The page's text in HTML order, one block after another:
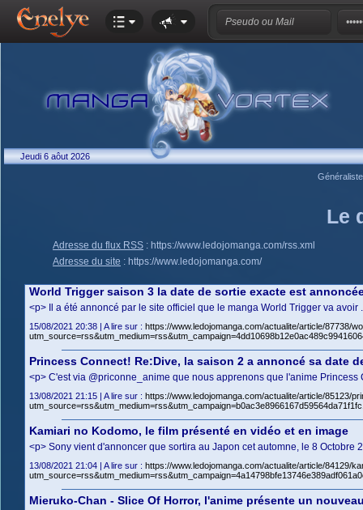
Jeudi 6 aôut 2026
Le
Adresse du flux RSS : https://www.ledojomanga.com/rss.xml
Adresse du site : https://www.ledojomanga.com/
World Trigger saison 3 la date de sortie exacte est
<p> Il a été annoncé par le site officiel que le manga World Trigger va
15/08/2021 20:38 | A lire sur : https://www.ledojomanga.com/actualite/article/87738/
Princess Connect! Re:Dive, la saison 2 a annoncé sa date
<p> C'est via @priconne_anime que nous apprenons que l'anime
13/08/2021 21:15 | A lire sur : https://www.ledojomanga.com/actualite/article/85123/
Kamiari no Kodomo, le film présenté en vidéo et en image
<p> Sony vient d'annoncer que sortira au Japon cet automne, le 8
13/08/2021 21:04 | A lire sur : https://www.ledojomanga.com/actualite/article/84129/
Mieruko-Chan - Slice Of Horror, l'anime présente un